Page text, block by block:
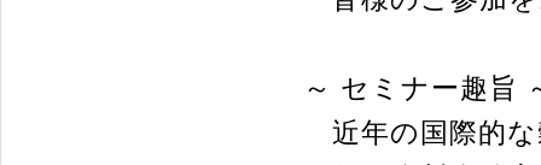
～ セミナー趣旨
近年の国際的な